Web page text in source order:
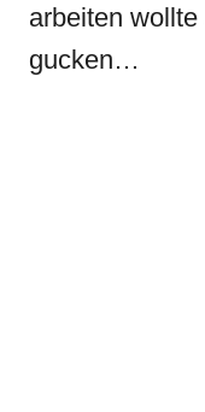
arbeiten
gucken…